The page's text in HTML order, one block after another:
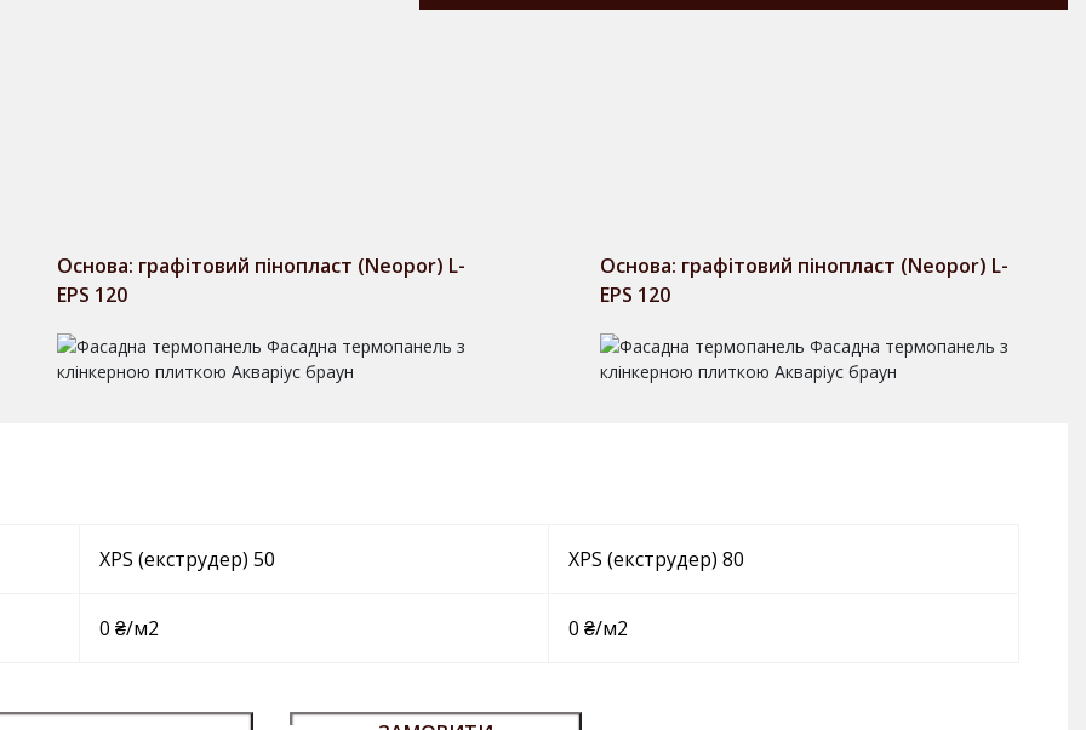
Основа: графітовий пінопласт (Neopor) L-
EPS 120
Основа: графітовий пінопласт (Neopor) L-
EPS 120
XPS (екструдер) 50 XPS (екструдер) 80
0 ₴/м2 0 ₴/м2